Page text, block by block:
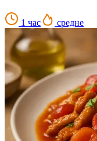
1 час средне